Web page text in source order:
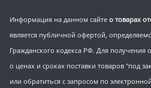
Информация на данном сайте о товарах
является публичной офертой,
Гражданского кодекса РФ. Для
о ценах и сроках поставки товаров "под
или обратиться с запросом по